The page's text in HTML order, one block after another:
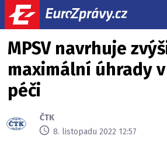
MPSV navrhuje
maximální úhrady
péči
ČTK
8. listopadu 2022 12:57